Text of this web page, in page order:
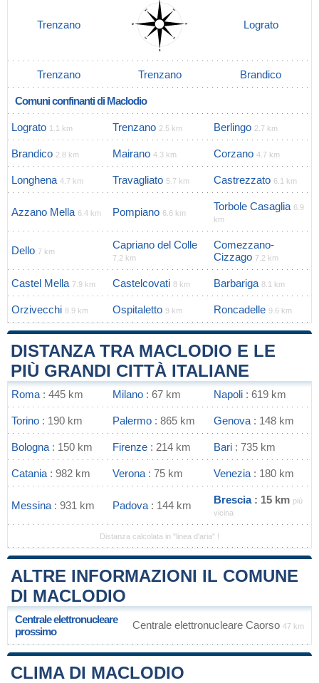
Trenzano Lograto
Trenzano Trenzano Brandico
Comuni confinanti di Maclodio
Lograto 1.1 km Trenzano 2.5 km Berlingo 2.7 km
Brandico 2.8 km Mairano 4.3 km Corzano 4.7 km
Longhena 4.7 km Travagliato 5.7 km Castrezzato 6.1 km
Azzano Mella 6.4 km Pompiano 6.6 km
Torbole Casaglia 6.9
km
Dello 7 km
Capriano del Colle
7.2 km
Comezzano-
Cizzago 7.2 km
Castel Mella 7.9 km Castelcovati 8 km Barbariga 8.1 km
Orzivecchi 8.9 km Ospitaletto 9 km Roncadelle 9.6 km
DISTANZA TRA MACLODIO E LE
PIÙ GRANDI CITTÀ ITALIANE
Roma : 445 km Milano : 67 km Napoli : 619 km
Torino : 190 km Palermo : 865 km Genova : 148 km
Bologna : 150 km Firenze : 214 km Bari : 735 km
Catania : 982 km Verona : 75 km Venezia : 180 km
Messina : 931 km Padova : 144 km Brescia: 15 km più
vicina
Distanza calcolata in "linea d'aria" !
ALTRE INFORMAZIONI IL COMUNE
DI MACLODIO
Centrale elettronucleare
prossimo
Centrale elettronucleare Caorso 47 km
CLIMA DI MACLODIO